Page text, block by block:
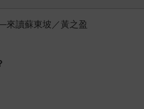
讀蘇東坡／黃之盈